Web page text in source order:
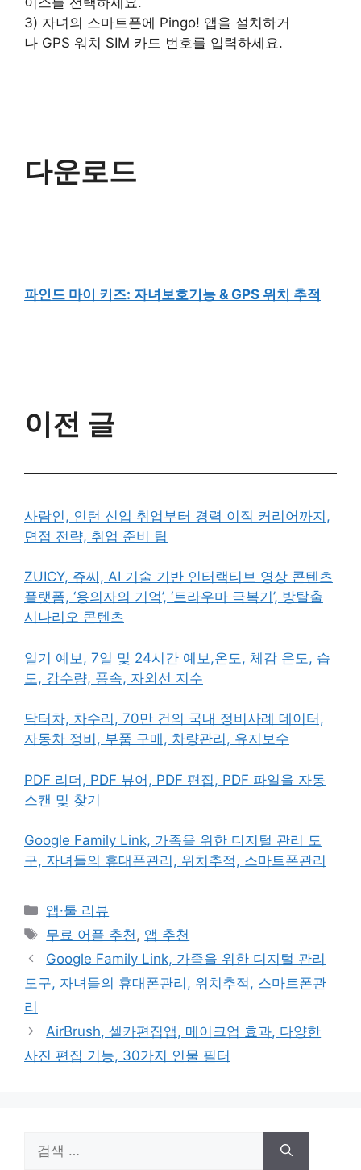
3) 자녀의 스마트폰에 Pingo! 앱을 설치하거
나 GPS 워치 SIM 카드 번호를 입력하세요.
다운로드
파인드 마이 키즈: 자녀보호기능 & GPS 위치 추적
이전 글
사람인, 인턴 신입 취업부터 경력 이직 커리어까지,
면접 전략, 취업 준비 팁
ZUICY, 쥬씨, AI 기술 기반 인터랙티브 영상 콘텐츠
플랫폼, ‘용의자의 기억’, ‘트라우마 극복기’, 방탈출
시나리오 콘텐츠
일기 예보, 7일 및 24시간 예보,온도, 체감 온도, 습
도, 강수량, 풍속, 자외선 지수
닥터차, 차수리, 70만 건의 국내 정비사례 데이터,
자동차 정비, 부품 구매, 차량관리, 유지보수
PDF 리더, PDF 뷰어, PDF 편집, PDF 파일을 자동
스캔 및 찾기
Google Family Link, 가족을 위한 디지털 관리 도
구, 자녀들의 휴대폰관리, 위치추적, 스마트폰관리
카
테
리
앱·툴 리뷰
태
그
무료 어플 추천, 앱 추천
Google Family Link, 가족을 위한 디지털 관리
도구, 자녀들의 휴대폰관리, 위치추적, 스마트폰관
리
AirBrush, 셀카편집앱, 메이크업 효과, 다양한
사진 편집 기능, 30가지 인물 필터
색: